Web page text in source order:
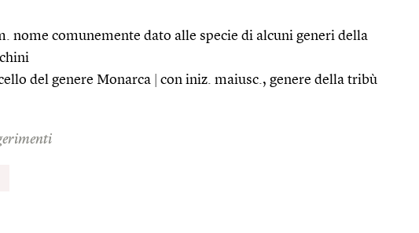
nome comunemente dato alle specie di alcuni generi della
del genere Monarca
con iniz. maiusc., genere della tribù